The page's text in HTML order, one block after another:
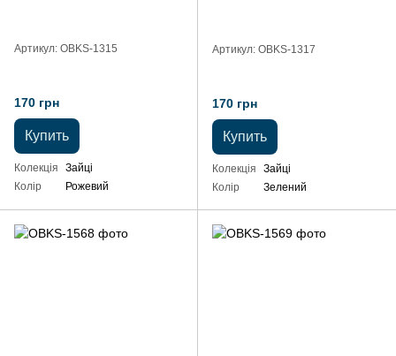
Артикул: OBKS-1315
170 грн
Купить
Колекція
Зайці
Колір
Рожевий
Артикул: OBKS-1317
170 грн
Купить
Колекція
Зайці
Колір
Зелений